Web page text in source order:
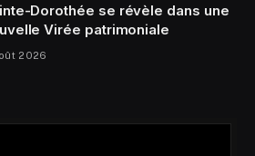
Dorothée se révèle dans une
Virée patrimoniale
2026